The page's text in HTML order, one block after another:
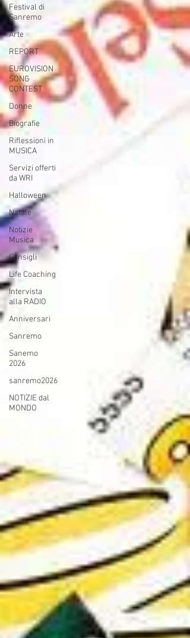
Festival di
Sanremo
Arte
REPORT
EUROVISION
SONG
CONTEST
Donne
Biografie
Riflessioni in
MUSICA
Servizi offerti
da WRI
Halloween
Natale
Notizie
Musica
Consigli
Life Coaching
Intervista
alla RADIO
Anniversari
Sanremo
Sanemo
2026
sanremo2026
NOTIZIE dal
MONDO